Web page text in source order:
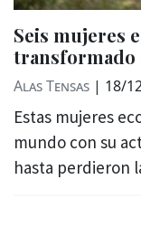
Seis mujeres
transformado
Alas Tensas | 18/
Estas mujeres
mundo con su
hasta perdieron